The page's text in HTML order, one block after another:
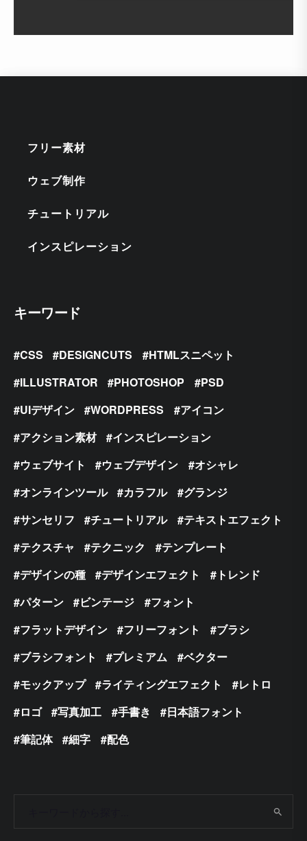
フリー素材
ウェブ制作
チュートリアル
インスピレーション
キーワード
CSS DESIGNCUTS
HTMLスニペット
ILLUSTRATOR
PHOTOSHOP
PSD
UIデザイン
WORDPRESS
アイコン
アクション素材
インスピレーション
ウェブサイト
ウェブデザイン
オシャレ
オンラインツール
カラフル
グランジ
サンセリフ
チュートリアル
テキストエフェクト
テクスチャ
テクニック
テンプレート
デザインの種
デザインエフェクト
トレンド
パターン
ビンテージ
フォント
フラットデザイン
フリーフォント
ブラシ
ブラシフォント
プレミアム
ベクター
モックアップ
ライティングエフェクト
レトロ
ロゴ
写真加工 手書き
日本語フォント
筆記体
細字 配色